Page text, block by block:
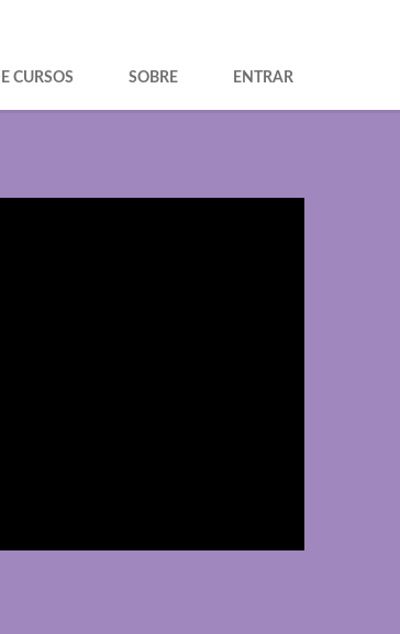
CURSOS SOBRE ENTRAR